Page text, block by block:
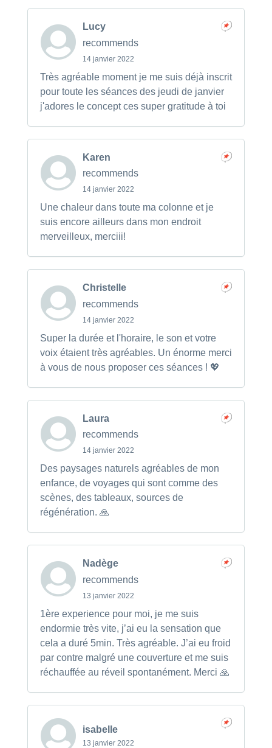
Lucy
recommends
14 janvier 2022
Très agréable moment je me suis déjà inscrit
pour toute les séances des jeudi de janvier
j'adores le concept ces super gratitude à toi
Karen
recommends
14 janvier 2022
Une chaleur dans toute ma colonne et je
suis encore ailleurs dans mon endroit
merveilleux, merciii!
Christelle
recommends
14 janvier 2022
Super la durée et l'horaire, le son et votre
voix étaient très agréables. Un énorme merci
à vous de nous proposer ces séances ! 💖
Laura
recommends
14 janvier 2022
Des paysages naturels agréables de mon
enfance, de voyages qui sont comme des
scènes, des tableaux, sources de
régénération. 🙏
Nadège
recommends
13 janvier 2022
1ère experience pour moi, je me suis
endormie très vite, j’ai eu la sensation que
cela a duré 5min. Très agréable. J’ai eu froid
par contre malgré une couverture et me suis
réchauffée au réveil spontanément. Merci 🙏
isabelle
13 janvier 2022